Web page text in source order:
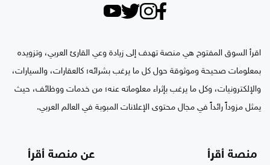
اقرأ السوق المفتوح هي منصة تهدف إلى زيادة وعي القارئ العربي، وتزويده
بمعلومات صحيحة وموثوقة حول كل ما يرغب بشرائه؛ كالعقارات، والسيارات،
والإلكترونيات، وكل ما يرغب بإثراء معلوماته عنه؛ من خدمات ووظائف، حيث
يمثل مزوداً رائداً في مجال محتوى الإعلانات المبوبة في العالم العربي.
منصة أقرأ عن منصة أقرأ